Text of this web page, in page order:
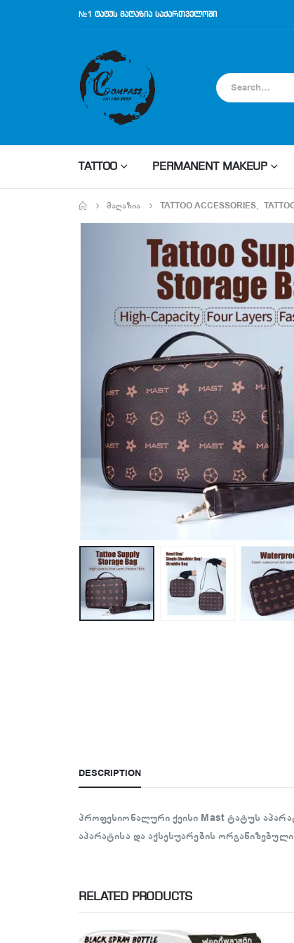
№1 ტატუს მაღაზია საქართველოში
TATTOO PERMANENT MAKEUP
ᲛᲐᲦᲐᲖᲘᲐ TATTOO ACCESSORIES,
DESCRIPTION
პროფესიონალური ქეისი Mast ტატუს
აპარატისა და აქსესუარების
RELATED PRODUCTS